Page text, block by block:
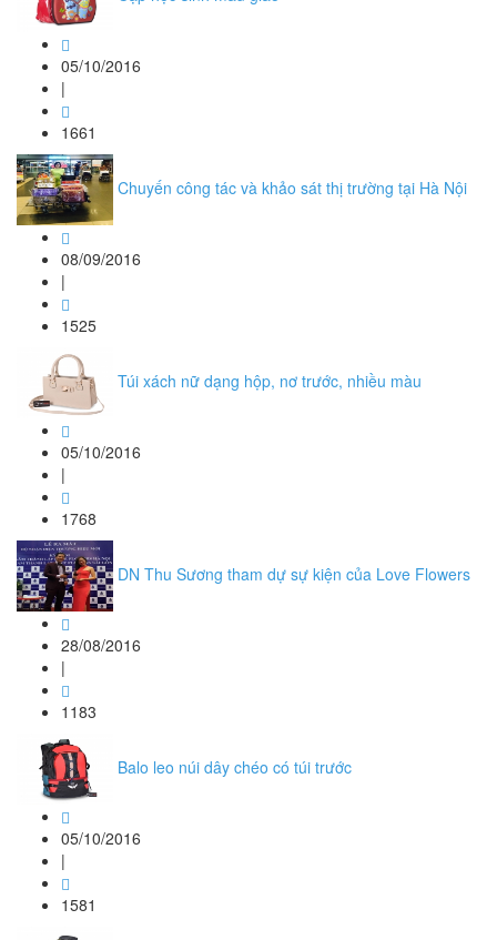
05/10/2016
|
1661
Chuyến công tác và khảo sát thị trường tại Hà Nội
08/09/2016
|
1525
Túi xách nữ dạng hộp, nơ trước, nhiều màu
05/10/2016
|
1768
DN Thu Sương tham dự sự kiện của Love Flowers
28/08/2016
|
1183
Balo leo núi dây chéo có túi trước
05/10/2016
|
1581